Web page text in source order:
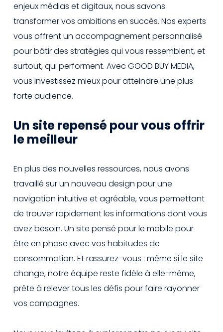
enjeux médias et digitaux, nous savons
transformer vos ambitions en succès. Nos experts
vous offrent un accompagnement personnalisé
pour bâtir des stratégies qui vous ressemblent, et
surtout, qui performent. Avec GOOD BUY MEDIA,
vous investissez mieux pour atteindre une plus
forte audience.
Un site repensé pour vous offrir
le meilleur
En plus des nouvelles ressources, nous avons
travaillé sur un nouveau design pour une
navigation intuitive et agréable, vous permettant
de trouver rapidement les informations dont vous
avez besoin. Un site pensé pour le mobile pour
être en phase avec vos habitudes de
consommation. Et rassurez-vous : même si le site
change, notre équipe reste fidèle à elle-même,
prête à relever tous les défis pour faire rayonner
vos campagnes.